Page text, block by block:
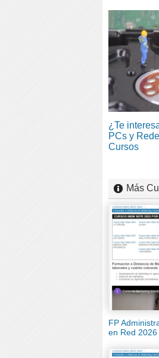
¿Te
PCs y
Cursos
Más
FP
en Red 2026